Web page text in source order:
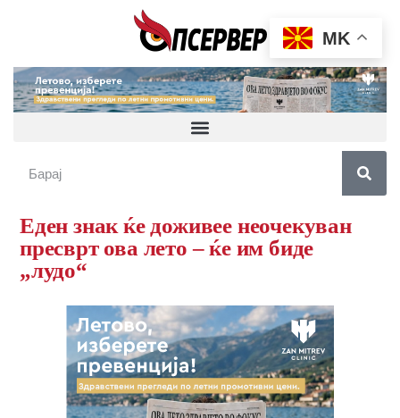
Еден знак ќе доживее неочекуван
пресврт ова лето – ќе им биде
„лудо“
MK